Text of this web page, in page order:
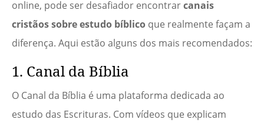
online, pode ser desafiador encontrarcanais
cristãos sobre estudo bíblico que realmente façam a
diferença. Aqui estão alguns dos mais recomendados:
1. Canal da Bíblia
O Canal da Bíblia é uma plataforma dedicada ao
estudo das Escrituras. Com vídeos que explicam